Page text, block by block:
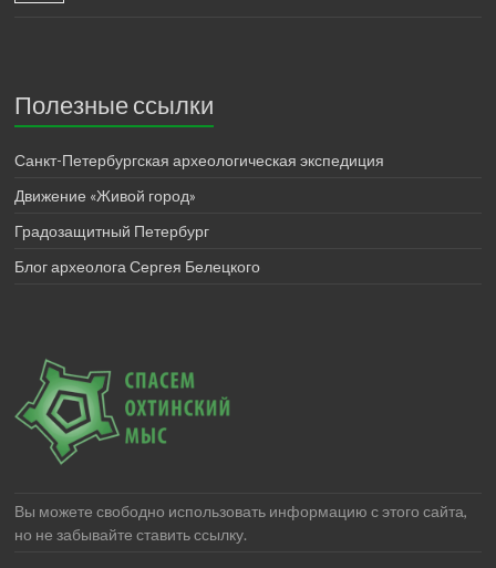
Полезные ссылки
Санкт-Петербургская археологическая экспедиция
Движение «Живой город»
Градозащитный Петербург
Блог археолога Сергея Белецкого
Вы можете свободно использовать информацию с этого сайта,
но не забывайте ставить ссылку.